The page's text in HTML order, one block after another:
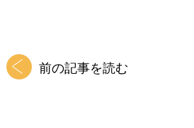
前の記事を読む